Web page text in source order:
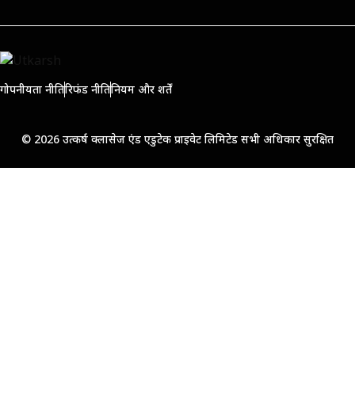
गोपनीयता नीतिरिफंड नीतिनियम और शर्तें
© 2026 उत्कर्ष क्लासेज एंड एडुटेक प्राइवेट लिमिटेड सभी अधिकार सुरक्षित